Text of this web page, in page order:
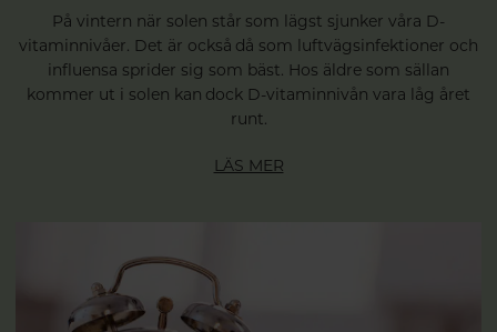
På vintern när solen står som lägst sjunker våra D-
vitaminnivåer. Det är också då som luftvägsinfektioner och
influensa sprider sig som bäst. Hos äldre som sällan
kommer ut i solen kan dock D-vitaminnivån vara låg året
runt.
LÄS MER